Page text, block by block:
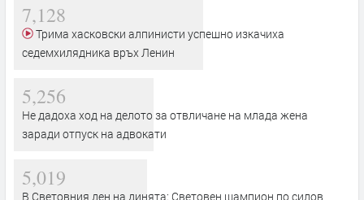
7,128
седемхилядника връх Ленин
5,256
Не дадоха ход на делото за отвличане на млада жена
заради отпуск на адвокати
5,019
В Световния ден на динята: Световен шампион по силов